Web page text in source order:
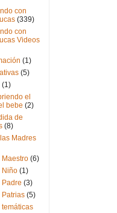
con
(339)
con
Videos
(1)
(5)
(1)
el
bebe (2)
de
(8)
Madres
(6)
Niño (1)
(3)
Patrias (5)
temáticas